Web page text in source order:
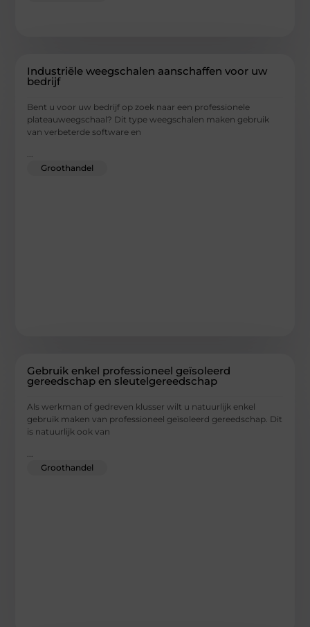
Industriële weegschalen aanschaffen voor uw
bedrijf
Bent u voor uw bedrijf op zoek naar een professionele
plateauweegschaal? Dit type weegschalen maken gebruik
van verbeterde software en
...
Groothandel
Gebruik enkel professioneel geïsoleerd
gereedschap en sleutelgereedschap
Als werkman of gedreven klusser wilt u natuurlijk enkel
gebruik maken van professioneel geïsoleerd gereedschap. Dit
is natuurlijk ook van
...
Groothandel